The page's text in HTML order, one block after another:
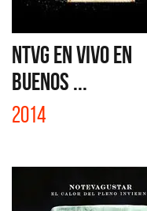
NTVG EN VIVO EN
BUENOS ...
2014